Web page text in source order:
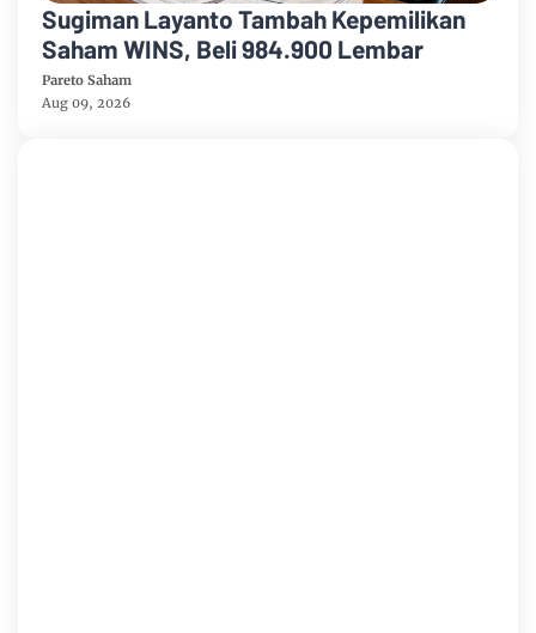
Sugiman Layanto Tambah Kepemilikan
Saham WINS, Beli 984.900 Lembar
Pareto Saham
Aug 09, 2026